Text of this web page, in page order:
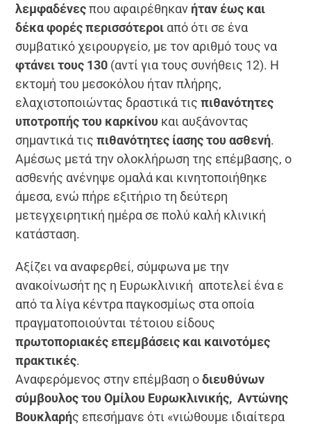
λεμφαδένεςπου αφαιρέθηκαν ήταν έως και
δέκα φορές περισσότεροι από ότι σε ένα
συμβατικό χειρουργείο, με τον αριθμό τους να
φτάνει τους 130 (αντί για τους συνήθεις 12). Η
εκτομή του μεσοκόλου ήταν πλήρης,
ελαχιστοποιώντας δραστικά τιςπιθανότητες
υποτροπής του καρκίνου και αυξάνοντας
σημαντικά τιςπιθανότητες ίασης του ασθενή.
Αμέσως μετά την ολοκλήρωση της επέμβασης, ο
ασθενής ανένηψε ομαλά και κινητοποιήθηκε
άμεσα, ενώ πήρε εξιτήριο τη δεύτερη
μετεγχειρητική ημέρα σε πολύ καλή κλινική
κατάσταση.
Αξίζει να αναφερθεί, σύμφωνα με την
ανακοίνωσήτ ης η Ευρωκλινική αποτελεί ένα ε
από τα λίγα κέντρα παγκοσμίως στα οποία
πραγματοποιούνται τέτοιου είδους
πρωτοποριακές επεμβάσεις και καινοτόμες
πρακτικές.
Αναφερόμενος στην επέμβαση οδιευθύνων
σύμβουλος του Ομίλου Ευρωκλινικής, Αντώνης
Βουκλαρής επεσήμανε ότι «νιώθουμε ιδιαίτερα